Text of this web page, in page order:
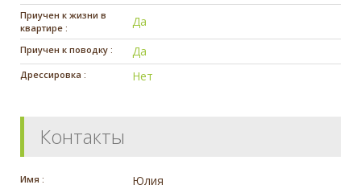
Приучен к жизни в
квартире :
Да
Приучен к поводку : Да
Дрессировка : Нет
Контакты
Имя : Юлия